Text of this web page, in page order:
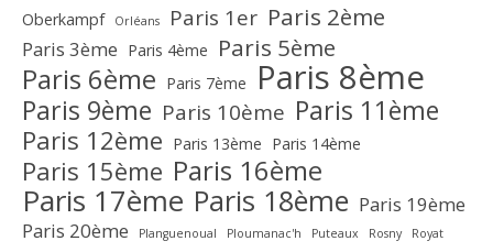
Oberkampf Orléans Paris 1er Paris 2ème
Paris 3ème Paris 4ème Paris 5ème
Paris 6ème Paris 7ème Paris 8ème
Paris 9ème Paris 10ème Paris 11ème
Paris 12ème Paris 13ème Paris 14ème
Paris 15ème Paris 16ème
Paris 17ème Paris 18ème Paris 19ème
Paris 20ème
Planguenoual Ploumanac'h Puteaux Rosny
Royat